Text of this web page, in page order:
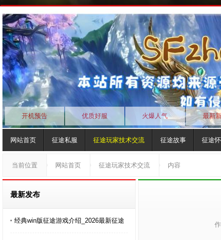
开机预告 优质好服 火爆人气 最新
网站首页 征途私服 征途玩家技术交流 征途故事 征途
当前位置 网站首页 征途玩家技术交流 内容
最新发布
经典win版征途游戏介绍_2026最新征途